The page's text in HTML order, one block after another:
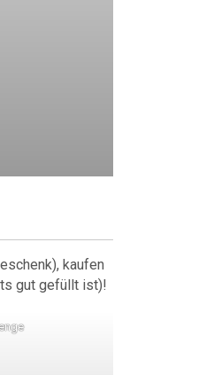
kaufen
gut gefüllt ist)!